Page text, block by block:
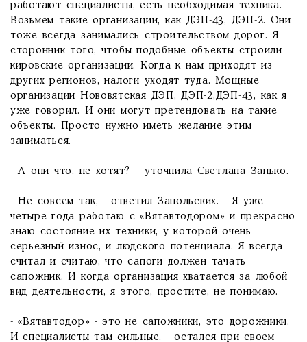
работают специалисты, есть необходимая техника.
Возьмем такие организации, как ДЭП-43, ДЭП-2. Они
тоже всегда занимались строительством дорог. Я
сторонник того, чтобы подобные объекты строили
кировские организации. Когда к нам приходят из
других регионов, налоги уходят туда. Мощные
организации Нововятская ДЭП, ДЭП-2,ДЭП-43, как я
уже говорил. И они могут претендовать на такие
объекты. Просто нужно иметь желание этим
заниматься.
- А они что, не хотят? – уточнила Светлана Занько.
- Не совсем так, - ответил Запольских. - Я уже
четыре года работаю с «Вятавтодором» и прекрасно
знаю состояние их техники, у которой очень
серьезный износ, и людского потенциала. Я всегда
считал и считаю, что сапоги должен тачать
сапожник. И когда организация хватается за любой
вид деятельности, я этого, простите, не понимаю.
- «Вятавтодор» - это не сапожники, это дорожники.
И специалисты там сильные, - остался при своем